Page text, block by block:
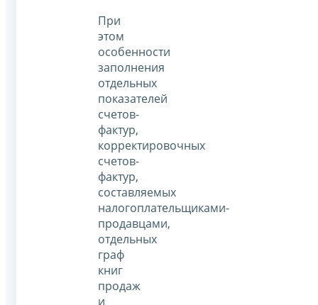
При
этом
особенности
заполнения
отдельных
показателей
счетов-
фактур,
корректировочных
счетов-
фактур,
составляемых
налогоплательщиками-
продавцами,
отдельных
граф
книг
продаж
и